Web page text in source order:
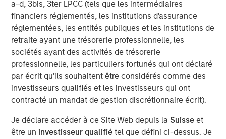
a-d, 3bis, 3ter LPCC (tels que les intermédiaires
financiers réglementés, les institutions d'assurance
réglementées, les entités publiques et les institutions de
retraite ayant une trésorerie professionnelle, les
sociétés ayant des activités de trésorerie
professionnelle, les particuliers fortunés qui ont déclaré
par écrit qu'ils souhaitent être considérés comme des
investisseurs qualifiés et les investisseurs qui ont
contracté un mandat de gestion discrétionnaire écrit).
Je déclare accéder à ce Site Web depuis la Suisse et
être un investisseur qualifiétel que défini ci-dessus. Je
millet grains, soya nuggets, dried fruits, purees and
pastes.
"Led by Manna Health Mix, Manna Foods has created a
unique health food platform with an array of natural,
preservative-free and ethnic food products range. At a
time when people are quitting synthetic preparations and
switching over to organic and traditional food, Manna
Foods is excited about the partnership with Morgan
Stanley to write a true success story in Health Foods
space in India", said Isak Nazar, company promoter.